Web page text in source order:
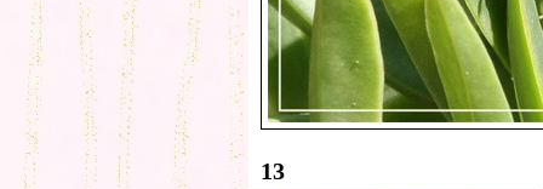
13